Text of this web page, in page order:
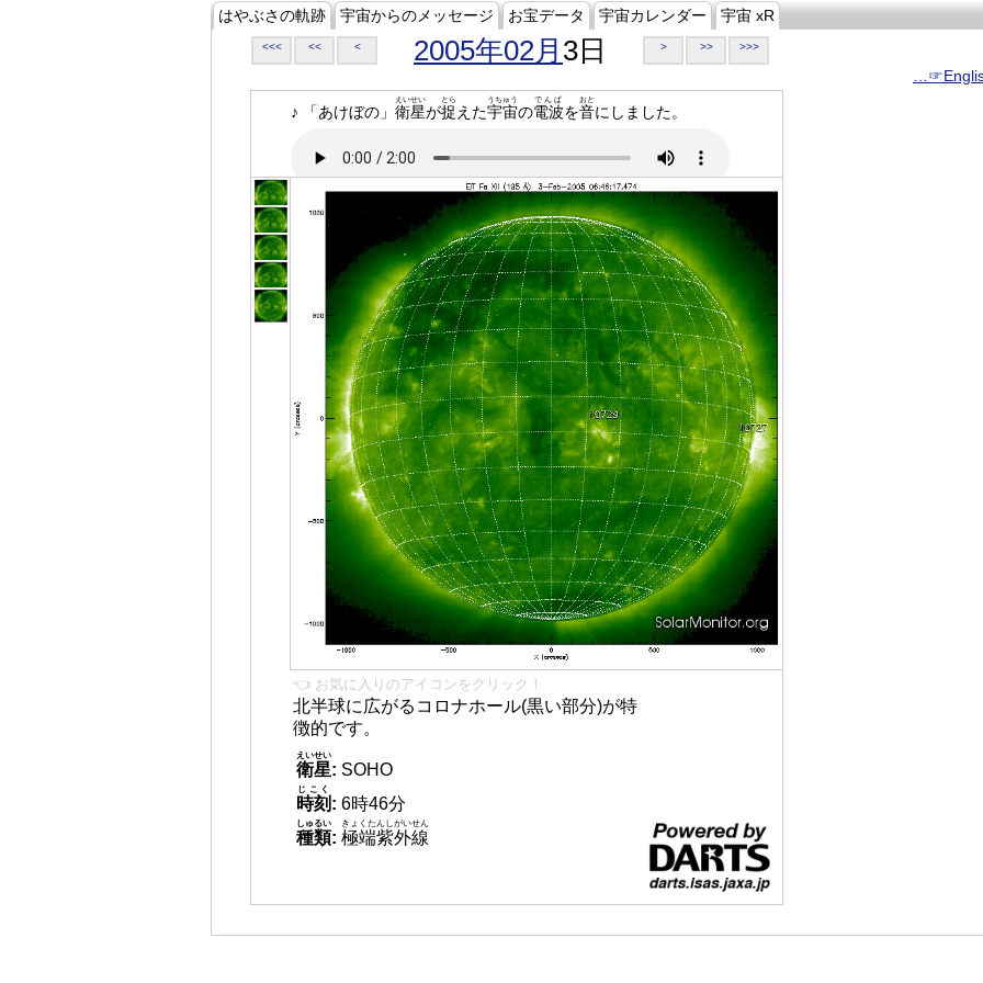
はやぶさの軌跡 宇宙からのメッセージ お宝データ 宇宙カレンダー 宇宙 xR
<<< << < 2005年02月 3日 > >> >>>
♪ 「あけぼの」 衛星
えいせい
が捉
とら
えた宇宙
うちゅう
の電波
でんぱ
を音
おと
にしました。
👈 お気に入りのアイコンをクリック！
北半球に広がるコロナホール(黒い部分)が特
徴的です。
衛星
えいせい
: SOHO
時刻
じこく
: 6時46分
種類
しゅるい
: 極端紫外線
きょくたんしがいせん